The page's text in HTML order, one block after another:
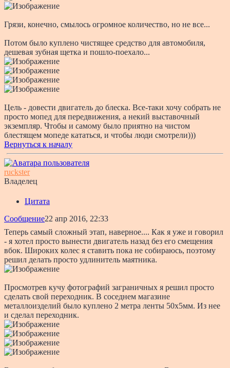
Грязи, конечно, смылось огромное количество, но не все...
Потом было куплено чистящее средство для автомобиля,
дешевая зубная щетка и пошло-поехало...
Цель - довести двигатель до блеска. Все-таки хочу собрать не
просто мопед для передвижения, а некий выставочный
экземпляр. Чтобы и самому было приятно на чистом
блестящем мопеде кататься, и чтобы люди смотрели)))
Вернуться к началу
ruckster
Владелец
Цитата
Сообщение22 апр 2016, 22:33
Теперь самый сложный этап, наверное.... Как я уже и говорил
- я хотел просто вынести двигатель назад без его смещения
вбок. Широких колес я ставить пока не собираюсь, поэтому
решил делать просто удлинитель маятника.
Просмотрев кучу фотографий заграничных я решил просто
сделать свой переходник. В соседнем магазине
металлоизделий было куплено 2 метра ленты 50х5мм. Из нее
и сделал переходник.